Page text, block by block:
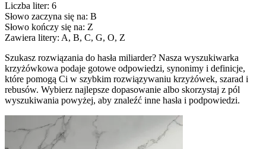
Liczba liter: 6
Słowo zaczyna się na: B
Słowo kończy się na: Z
Zawiera litery: A, B, C, G, O, Z
Szukasz rozwiązania do hasła miliarder? Nasza wyszukiwarka
krzyżówkowa podaje gotowe odpowiedzi, synonimy i definicje,
które pomogą Ci w szybkim rozwiązywaniu krzyżówek, szarad i
rebusów. Wybierz najlepsze dopasowanie albo skorzystaj z pól
wyszukiwania powyżej, aby znaleźć inne hasła i podpowiedzi.